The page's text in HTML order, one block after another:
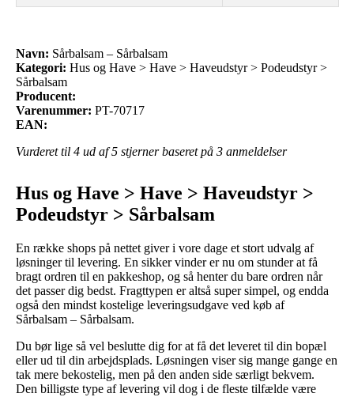
Navn: Sårbalsam – Sårbalsam
Kategori: Hus og Have > Have > Haveudstyr > Podeudstyr >
Sårbalsam
Producent:
Varenummer: PT-70717
EAN:
Vurderet til 4 ud af 5 stjerner baseret på 3 anmeldelser
Hus og Have > Have > Haveudstyr >
Podeudstyr > Sårbalsam
En række shops på nettet giver i vore dage et stort udvalg af
løsninger til levering. En sikker vinder er nu om stunder at få
bragt ordren til en pakkeshop, og så henter du bare ordren når
det passer dig bedst. Fragttypen er altså super simpel, og endda
også den mindst kostelige leveringsudgave ved køb af
Sårbalsam – Sårbalsam.
Du bør lige så vel beslutte dig for at få det leveret til din bopæl
eller ud til din arbejdsplads. Løsningen viser sig mange gange en
tak mere bekostelig, men på den anden side særligt bekvem.
Den billigste type af levering vil dog i de fleste tilfælde være